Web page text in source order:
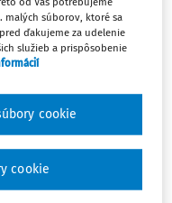
oblasti je
portálu.
na 10 dní
prístup aj k
malých súborov, ktoré sa
ďakujeme za udelenie
služieb a prispôsobenie
cookie
cookie